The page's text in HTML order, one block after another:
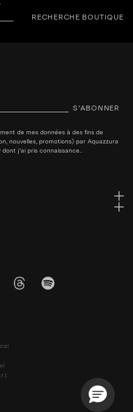
RECHERCHE BOUTIQUE
S’ABONNER
de mes données à des fins de
nouvelles, promotions) par Aquazzura
dont j'ai pris connaissance..